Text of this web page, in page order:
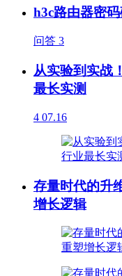
h3c路由器密
问答 3
从实验到实战
最长实测
4 07.16
存量时代的升
增长逻辑